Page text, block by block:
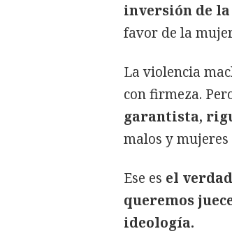
inversión de
favor de la
La violencia
con firmeza.
garantista,
malos y mujeres
Ese es el
queremos
ideología.